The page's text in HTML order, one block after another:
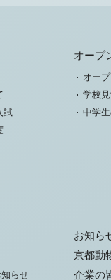
試
オープ
オー
学校
中学
らせ
お知ら
京都動
企業の